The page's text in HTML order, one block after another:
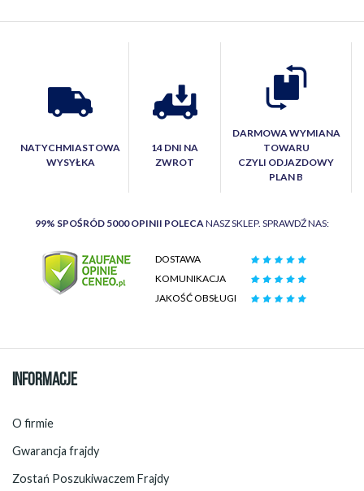
NATYCHMIASTOWA
WYSYŁKA
14 DNI NA
ZWROT
DARMOWA WYMIANA
TOWARU
CZYLI ODJAZDOWY
PLAN B
99% SPOŚRÓD 5000 OPINII POLECA NASZ SKLEP. SPRAWDŹ NAS:
DOSTAWA
KOMUNIKACJA
JAKOŚĆ OBSŁUGI
INFORMACJE
O firmie
Gwarancja frajdy
Zostań Poszukiwaczem Frajdy